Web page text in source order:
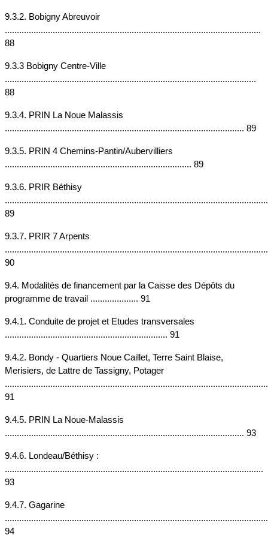
9.3.2. Bobigny Abreuvoir
...........................................................................................................
88
9.3.3 Bobigny Centre-Ville
.........................................................................................................
88
9.3.4. PRIN La Noue Malassis
.................................................................................................... 89
9.3.5. PRIN 4 Chemins-Pantin/Aubervilliers
.............................................................................. 89
9.3.6. PRIR Béthisy
89
9.3.7. PRIR 7 Arpents
90
9.4. Modalités de financement par la Caisse des Dépôts du
programme de travail .................... 91
9.4.1. Conduite de projet et Etudes transversales
.................................................................... 91
9.4.2. Bondy - Quartiers Noue Caillet, Terre Saint Blaise,
Merisiers, de Lattre de Tassigny, Potager
91
9.4.5. PRIN La Noue-Malassis
.................................................................................................... 93
9.4.6. Londeau/Béthisy :
............................................................................................................
93
9.4.7. Gagarine
94